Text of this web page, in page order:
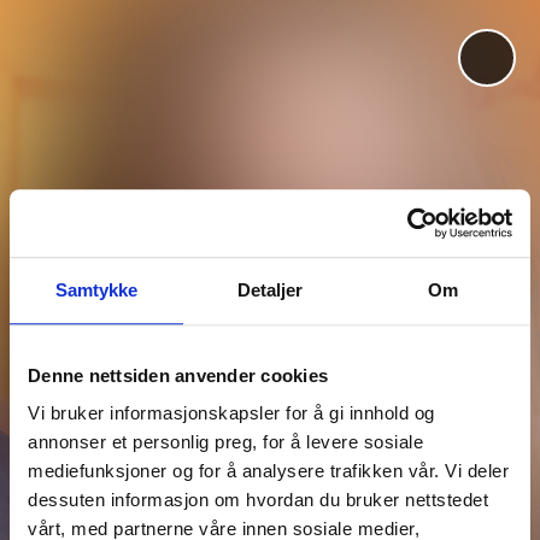
Samtykke Detaljer Om
Denne nettsiden anvender cookies
Vi bruker informasjonskapsler for å gi innhold og
annonser et personlig preg, for å levere sosiale
mediefunksjoner og for å analysere trafikken vår. Vi deler
dessuten informasjon om hvordan du bruker nettstedet
vårt, med partnerne våre innen sosiale medier,
Eva Ler Nilsen
Michael Brøndbo
Utviklingsredaktør:
Vidar Eriksen
Utgiver:
Fagforbundet
Kontakt redaksjonen: tips@fagbladet.no
Annonser:Salgsfabrikken
Sosiale medier:Facebook•Twitter•